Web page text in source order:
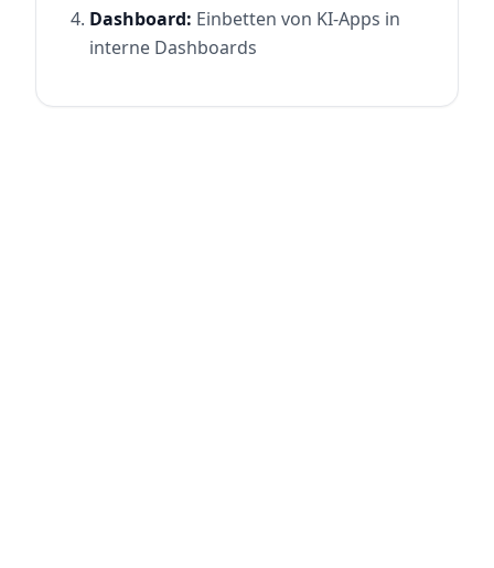
Dashboard: Einbetten von KI-Apps in
interne Dashboards